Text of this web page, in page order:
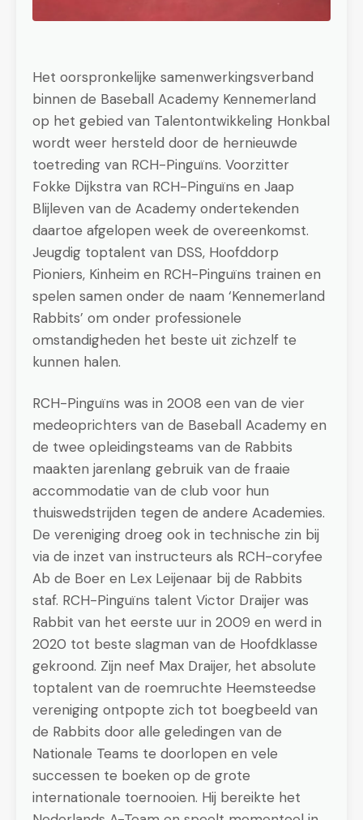
Het oorspronkelijke samenwerkingsverband
binnen de Baseball Academy Kennemerland
op het gebied van Talentontwikkeling Honkbal
wordt weer hersteld door de hernieuwde
toetreding van RCH-Pinguïns. Voorzitter
Fokke Dijkstra van RCH-Pinguïns en Jaap
Blijleven van de Academy ondertekenden
daartoe afgelopen week de overeenkomst.
Jeugdig toptalent van DSS, Hoofddorp
Pioniers, Kinheim en RCH-Pinguïns trainen en
spelen samen onder de naam ‘Kennemerland
Rabbits’ om onder professionele
omstandigheden het beste uit zichzelf te
kunnen halen.
RCH-Pinguïns was in 2008 een van de vier
medeoprichters van de Baseball Academy en
de twee opleidingsteams van de Rabbits
maakten jarenlang gebruik van de fraaie
accommodatie van de club voor hun
thuiswedstrijden tegen de andere Academies.
De vereniging droeg ook in technische zin bij
via de inzet van instructeurs als RCH-coryfee
Ab de Boer en Lex Leijenaar bij de Rabbits
staf. RCH-Pinguïns talent Victor Draijer was
Rabbit van het eerste uur in 2009 en werd in
2020 tot beste slagman van de Hoofdklasse
gekroond. Zijn neef Max Draijer, het absolute
toptalent van de roemruchte Heemsteedse
vereniging ontpopte zich tot boegbeeld van
de Rabbits door alle geledingen van de
Nationale Teams te doorlopen en vele
successen te boeken op de grote
internationale toernooien. Hij bereikte het